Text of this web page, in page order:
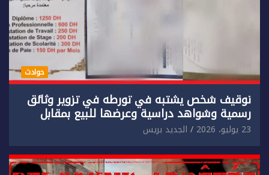
حوادث
توقيف شخص يشتبه في تورطه في تزوير وثائق
رسمية وشواهد دراسية وعرضها للبيع بمقابل
مادي.
23 يوليو، 2026 الجديد بريس